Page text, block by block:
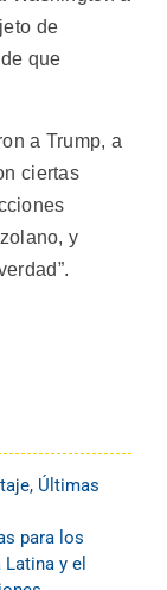
de
que
a Trump, a
ciertas
y
, Últimas
para los
y el